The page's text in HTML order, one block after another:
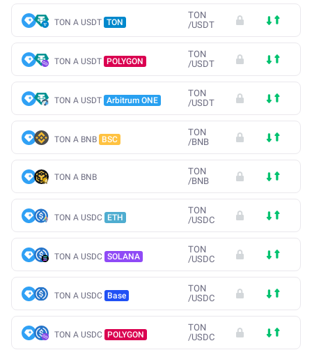
TON A USDT TON
TON
/USDT
TON A USDT POLYGON
TON
/USDT
TON A USDT Arbitrum ONE
TON
/USDT
TON A BNB BSC
TON
/BNB
TON A BNB
TON
/BNB
TON A USDC ETH
TON
/USDC
TON A USDC SOLANA
TON
/USDC
TON A USDC Base
TON
/USDC
TON A USDC POLYGON
TON
/USDC